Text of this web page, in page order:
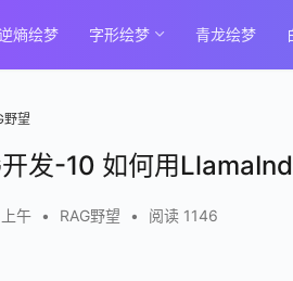
熵绘梦 字形绘梦 青龙绘梦
野望
发-10 如何用
午 • RAG野望 • 阅读 1146